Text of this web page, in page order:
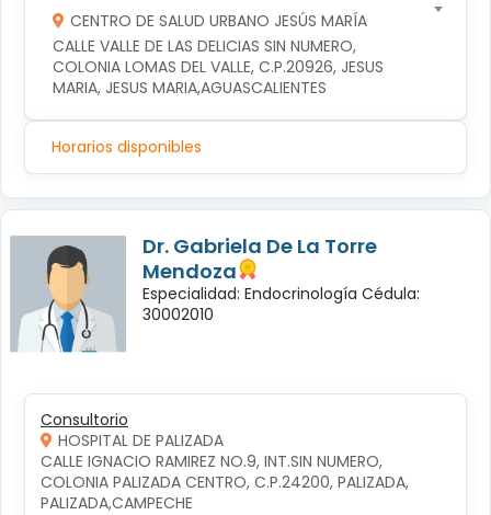
CENTRO DE SALUD URBANO JESÚS MARÍA
CALLE VALLE DE LAS DELICIAS SIN NUMERO,
COLONIA LOMAS DEL VALLE, C.P.20926, JESUS
MARIA, JESUS MARIA,AGUASCALIENTES
Horarios disponibles
Dr. Gabriela De La Torre
Mendoza
Especialidad: Endocrinología Cédula:
30002010
Consultorio
HOSPITAL DE PALIZADA
CALLE IGNACIO RAMIREZ NO.9, INT.SIN NUMERO,
COLONIA PALIZADA CENTRO, C.P.24200, PALIZADA,
PALIZADA,CAMPECHE